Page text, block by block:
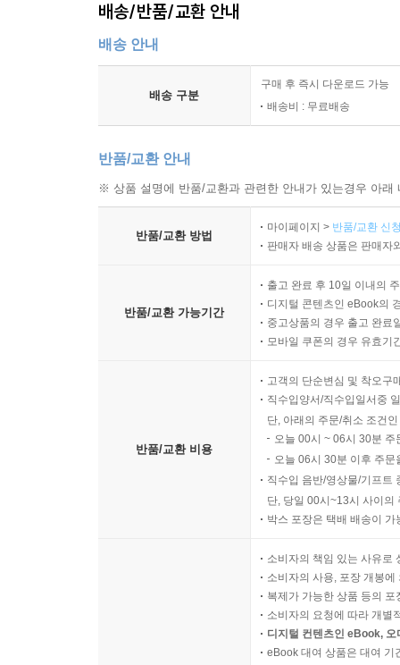
배송/반품/교환 안내
배송 안내
배송 구분
구매 후 즉시 다운로드 가능
배송비 : 무료배송
반품/교환 안내
※ 상품 설명에 반품/교환과 관련한 안내가 있는경우 아
반품/교환 방법
마이페이지 > 반품/교환 신
판매자 배송 상품은 판매자
반품/교환 가능기간
출고 완료 후 10일 이내의
디지털 콘텐츠인 eBook의
중고상품의 경우 출고 완료
모바일 쿠폰의 경우 유효기
반품/교환 비용
고객의 단순변심 및 착오구
직수입양서/직수입일서중
단, 아래의 주문/취소 조건
오늘 00시 ~ 06시 30분
오늘 06시 30분 이후 주
직수입 음반/영상물/기프트
단, 당일 00시~13시 사이의
박스 포장은 택배 배송이
소비자의 책임 있는 사유로
소비자의 사용, 포장 개봉
복제가 가능한 상품 등의
소비자의 요청에 따라 개별
디지털 컨텐츠인 eBook,
eBook 대여 상품은 대여 기